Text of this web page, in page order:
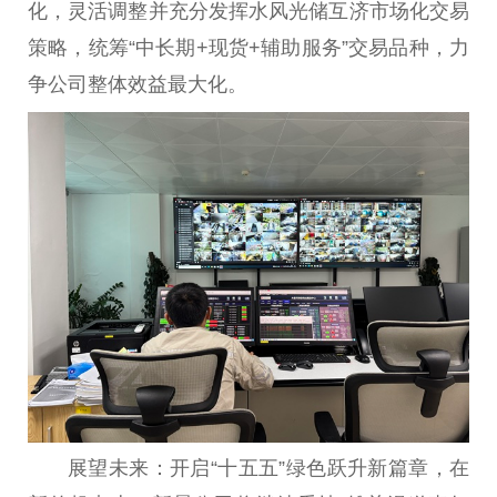
化，灵活调整并充分发挥水风光储互济市场化交易
策略，统筹“中长期+现货+辅助服务”交易品种，力
争公司整体效益最大化。
展望未来：开启“十五五”绿色跃升新篇章，在